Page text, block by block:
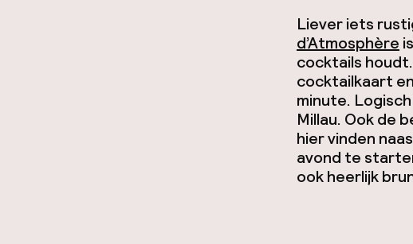
Liever iets
d’Atmosphère
cocktails
cocktailkaart
minute.
Millau. Ook de
hier vinden
avond te
ook heerlijk